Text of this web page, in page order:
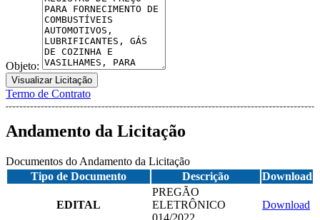
Objeto:
Visualizar Licitação
Termo de Contrato
Andamento da Licitação
Documentos do Andamento da Licitação
Tipo de Documento
Descrição Download
EDITAL
PREGÃO
ELETRÔNICO
014/2022
Download